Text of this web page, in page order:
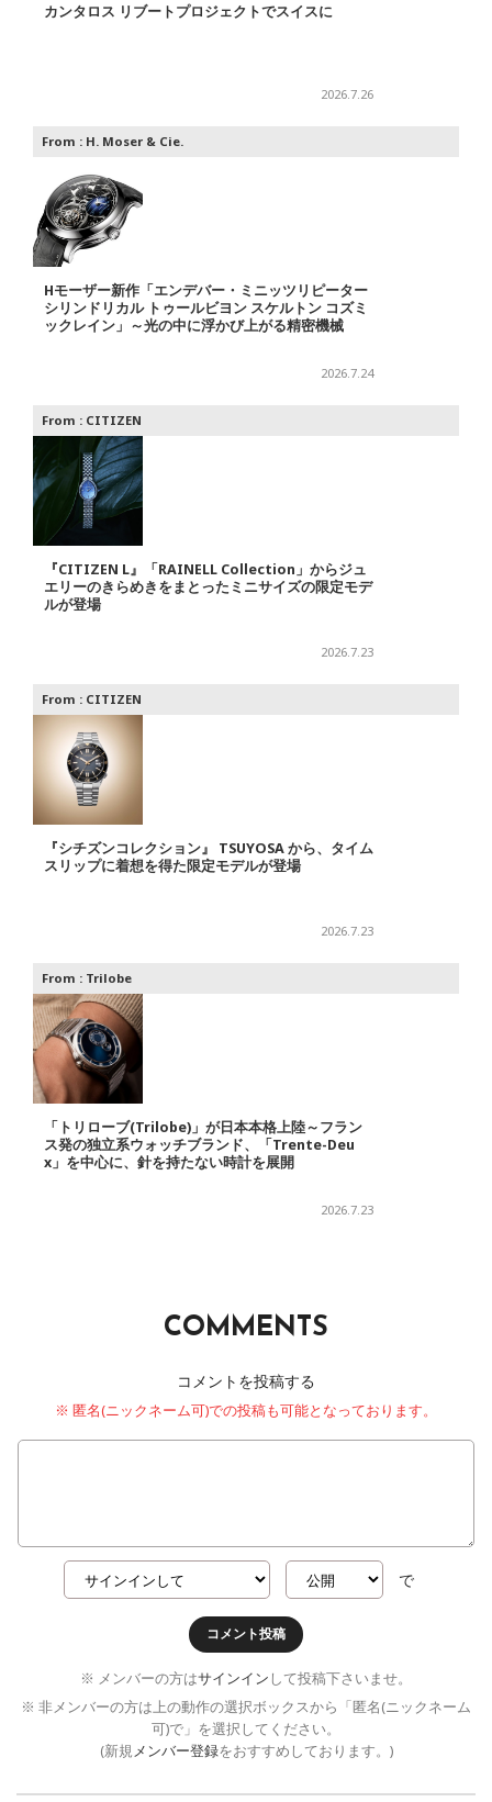
カンタロス リブートプロジェクトでスイスに
2026.7.26
From : H. Moser & Cie.
Hモーザー新作「エンデバー・ミニッツリピーター
シリンドリカル トゥールビヨン スケルトン コズミ
ックレイン」～光の中に浮かび上がる精密機械
2026.7.24
From : CITIZEN
『CITIZEN L』「RAINELL Collection」からジュ
エリーのきらめきをまとったミニサイズの限定モデ
ルが登場
2026.7.23
From : CITIZEN
『シチズンコレクション』 TSUYOSA から、タイム
スリップに着想を得た限定モデルが登場
2026.7.23
From : Trilobe
「トリローブ(Trilobe)」が日本本格上陸～フラン
ス発の独立系ウォッチブランド、「Trente-Deu
x」を中心に、針を持たない時計を展開
2026.7.23
COMMENTS
コメントを投稿する
※ 匿名(ニックネーム可)での投稿も可能となっております。
で
コメント投稿
※ メンバーの方はサインイン して投稿下さいませ。
※ 非メンバーの方は上の動作の選択ボックスから「匿名(ニックネーム
可)で」を選択してください。
(新規メンバー登録をおすすめしております。)